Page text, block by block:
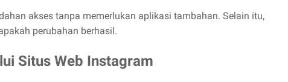
akses tanpa memerlukan aplikasi tambahan. Selain itu,
perubahan berhasil.
Situs Web Instagram